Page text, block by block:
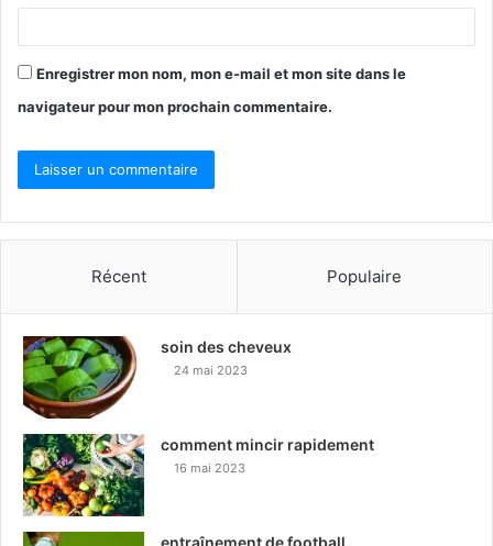
Enregistrer mon nom, mon e-mail et mon site dans le
navigateur pour mon prochain commentaire.
Récent Populaire
soin des cheveux
24 mai 2023
comment mincir rapidement
16 mai 2023